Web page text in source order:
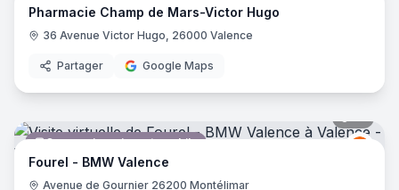
Pharmacie Champ de Mars-Victor Hugo
36 Avenue Victor Hugo, 26000 Valence
Partager Google Maps
Concessionnaire automobile BMW
Fourel - BMW Valence
Avenue de Gournier 26200 Montélimar